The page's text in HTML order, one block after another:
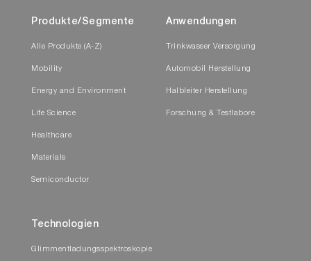
Produkte/Segmente
Alle Produkte (A-Z)
Mobility
Energy and Environment
Life Science
Healthcare
Materials
Semiconductor
Anwendungen
Trinkwasser Versorgung
Automobil Herstellung
Halbleiter Herstellung
Forschung & Testlabore
Technologien
Glimmentladungsspektroskopie